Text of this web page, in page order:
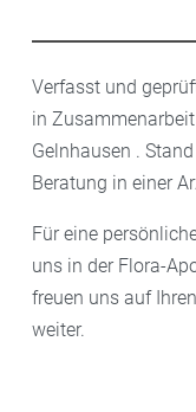
Verfasst und
in
Gelnhausen .
Beratung in einer
Für eine
uns in der Flora-
freuen uns auf
weiter.